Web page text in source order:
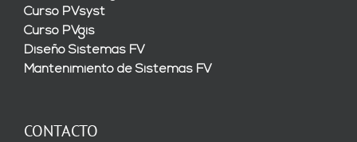
Curso PVsyst
Curso PVgis
Diseño Sistemas FV
Mantenimiento de Sistemas FV
CONTACTO